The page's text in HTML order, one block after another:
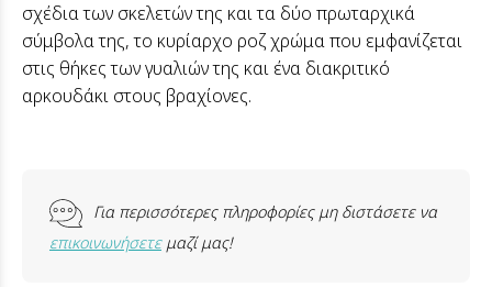
σχέδια των σκελετών της και τα δύο πρωταρχικά
σύμβολα της, το κυρίαρχο ροζ χρώμα που εμφανίζεται
στις θήκες των γυαλιών της και ένα διακριτικό
αρκουδάκι στους βραχίονες.
Για περισσότερες πληροφορίες μη διστάσετε να
επικοινωνήσετεμαζί μας!